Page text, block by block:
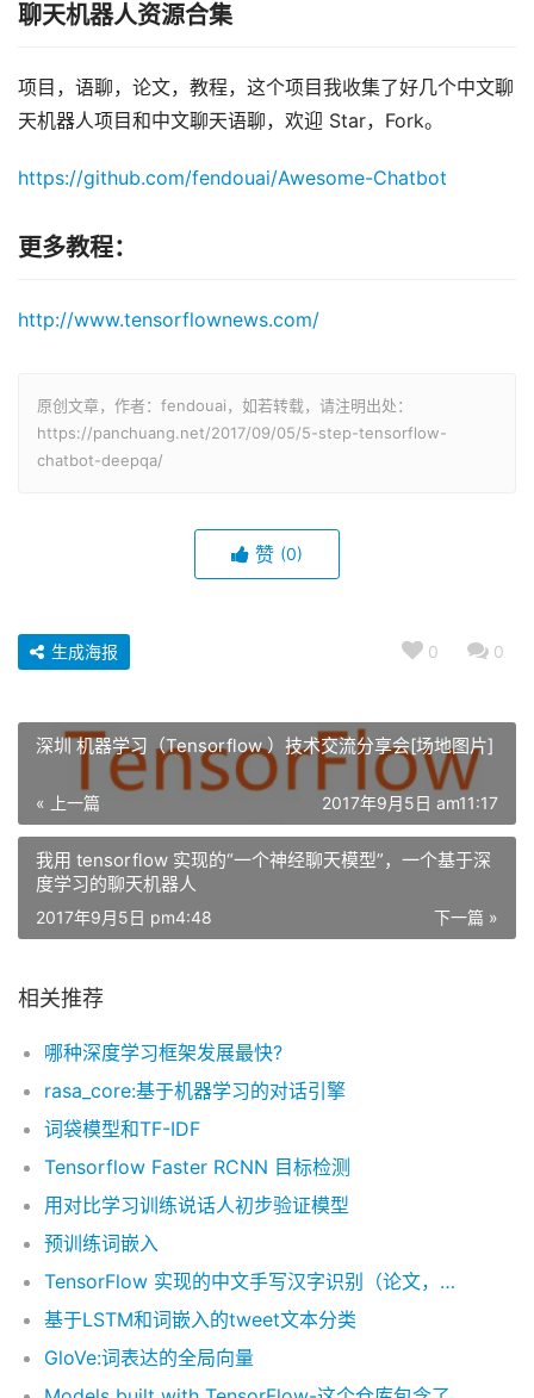
聊天机器人资源合集
项目，语聊，论文，教程，这个项目我收集了好几个中文聊
天机器人项目和中文聊天语聊，欢迎 Star，Fork。
https://github.com/fendouai/Awesome-Chatbot
更多教程：
http://www.tensorflownews.com/
原创文章，作者：fendouai，如若转载，请注明出处：
https://panchuang.net/2017/09/05/5-step-tensorflow-
chatbot-deepqa/
赞 (0)
0 0
生成海报
深圳 机器学习（Tensorflow ）技术交流分享会[场地图片]
« 上一篇 2017年9月5日 am11:17
我用 tensorflow 实现的“一个神经聊天模型”，一个基于深
度学习的聊天机器人
下一篇 »
2017年9月5日 pm4:48
相关推荐
哪种深度学习框架发展最快?
rasa_core:基于机器学习的对话引擎
词袋模型和TF-IDF
Tensorflow Faster RCNN 目标检测
用对比学习训练说话人初步验证模型
预训练词嵌入
TensorFlow 实现的中文手写汉字识别（论文，数据集，项目）
基于LSTM和词嵌入的tweet文本分类
GloVe:词表达的全局向量